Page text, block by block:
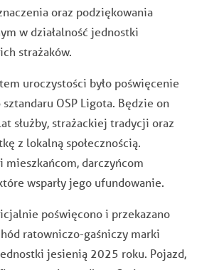
oraz podziękowania
w działalność jednostki
strażaków.
uroczystości było poświęcenie
OSP Ligota. Będzie on
służby, strażackiej tradycji oraz
z lokalną społecznością.
mieszkańcom, darczyńcom
wsparły jego ufundowanie.
poświęcono i przekazano
ratowniczo-gaśniczy marki
jesienią 2025 roku. Pojazd,